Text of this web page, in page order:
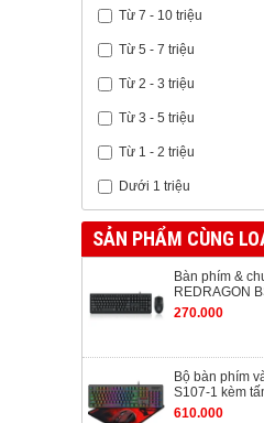
Từ 7 - 10 triệu
Từ 5 - 7 triệu
Từ 2 - 3 triệu
Từ 3 - 5 triệu
Từ 1 - 2 triệu
Dưới 1 triệu
SẢN PHẨM CÙNG
Bàn phím &
REDRAGON
270.000
Bộ bàn phím
S107-1 kèm
610.000